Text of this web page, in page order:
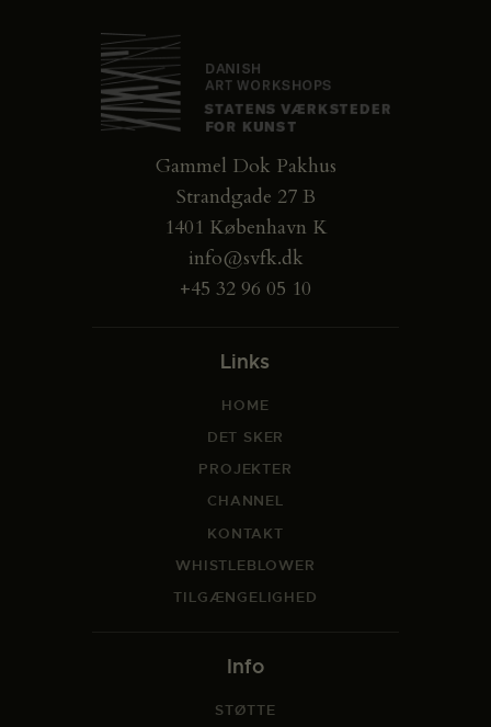
Gammel Dok Pakhus
Strandgade 27 B
1401 København K
info@svfk.dk
+45 32 96 05 10
Links
HOME
DET SKER
PROJEKTER
CHANNEL
KONTAKT
WHISTLEBLOWER
TILGÆNGELIGHED
Info
STØTTE